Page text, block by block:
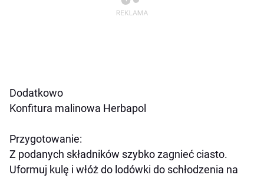
Dodatkowo
Konfitura malinowa Herbapol
Przygotowanie:
Z podanych składników szybko zagnieć ciasto.
Uformuj kulę i włóż do lodówki do schłodzenia na